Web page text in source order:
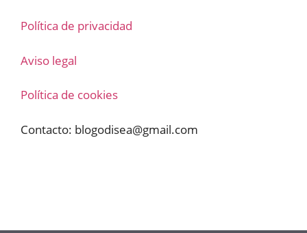
Política de privacidad
Aviso legal
Política de cookies
Contacto: blogodisea@gmail.com